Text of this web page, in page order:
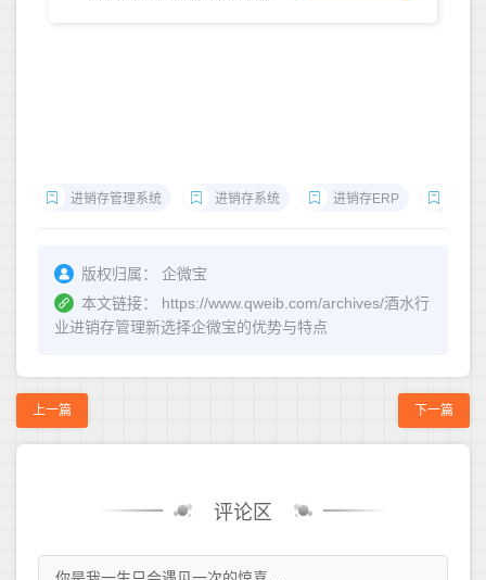
进销存管理系统 进销存系统 进销存ERP
版权归属：
企微宝
本文链接：
https://www.qweib.com/archives/酒水行
业进销存管理新选择企微宝的优势与特点
上一篇 下一篇
评论区